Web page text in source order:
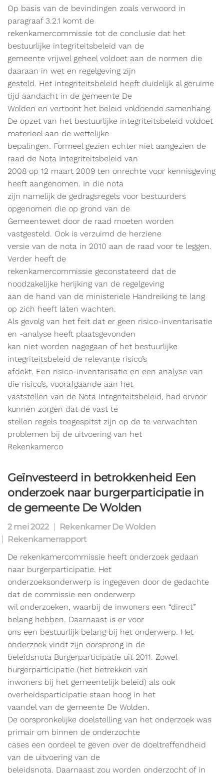
Op basis van de bevindingen zoals verwoord in
paragraaf 3.2.1 komt de
rekenkamercommissie tot de conclusie dat het
bestuurlijke integriteitsbeleid van de
gemeente vrijwel geheel voldoet aan de normen die
daaraan in wet en regelgeving zijn
gesteld. Het integriteitsbeleid heeft duidelijk al geruime
tijd aandacht in de gemeente De
Wolden en vertoont het beleid voldoende samenhang.
De opzet van het bestuurlijke integriteitsbeleid voldoet
materieel aan de wettelijke
bepalingen. Formeel gezien echter niet aangezien de
raad de Nota Integriteitsbeleid van
2008 op 12 maart 2009 ten onrechte voor kennisgeving
heeft aangenomen. In die nota
zijn namelijk de gedragsregels voor bestuurders
opgenomen die op grond van de
Gemeentewet door de raad moeten worden
vastgesteld. Ook is verzuimd de herziene
versie van de nota in 2010 aan de raad voor te leggen.
Verder heeft de
rekenkamercommissie geconstateerd dat de
noodzakelijke herijking van de regelgeving
aan de hand van de ministeriele Handreiking te lang
op zich heeft laten wachten.
Als gevolg van het feit dat er geen risico-inventarisatie
en -analyse heeft plaatsgevonden
kan niet worden nagegaan of het bestuurlijke
integriteitsbeleid de relevante risico’s
afdekt. Een risico-inventarisatie en een analyse van
die risico’s, voorafgaande aan het
vaststellen van de Nota Integriteitsbeleid, had ervoor
kunnen zorgen dat de vast te
stellen regels toegespitst zijn op de te verwachten
problemen bij de uitvoering van het
Rekenkamerco
Geïnvesteerd in betrokkenheid Een
onderzoek naar burgerparticipatie in
de gemeente De Wolden
2 mei 2022
Rekenkamer De Wolden
Rekenkamerrapport
De rekenkamercommissie heeft onderzoek gedaan
naar burgerparticipatie. Het
onderzoeksonderwerp is ingegeven door de gedachte
dat de commissie een onderwerp
wil onderzoeken, waarbij de inwoners een “direct”
belang hebben. Daarnaast is er voor
ons een bestuurlijk belang bij het onderwerp. Het
onderzoek vindt zijn oorsprong in de
beleidsnota Burgerparticipatie uit 2011. Zowel
burgerparticipatie (het betrekken van
inwoners bij het gemeentelijk beleid) als ook
overheidsparticipatie staan hoog in het
vaandel van de gemeente De Wolden.
De oorspronkelijke doelstelling van het onderzoek was
primair om binnen de onderzochte
cases een oordeel te geven over de doeltreffendheid
van de uitvoering van de
beleidsnota. Daarnaast zou worden onderzocht of in